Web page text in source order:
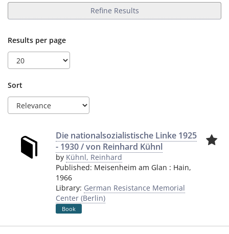
Refine Results
Results per page
Sort
Die nationalsozialistische Linke 1925
- 1930 / von Reinhard Kühnl
by Kühnl, Reinhard
Published: Meisenheim am Glan : Hain,
1966
Library: German Resistance Memorial
Center (Berlin)
Book